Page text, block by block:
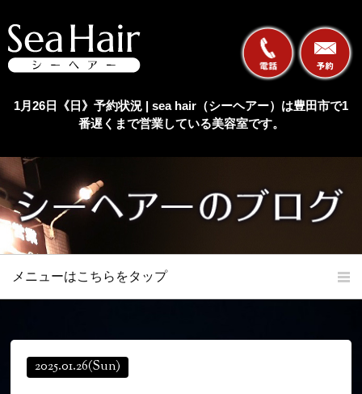
1月26日《日》予約状況 | sea hair（シーヘアー）は豊田市で1
番遅くまで営業している美容室です。
メニューはこちらをタップ
オンラインショップ
2025.01.26(Sun)